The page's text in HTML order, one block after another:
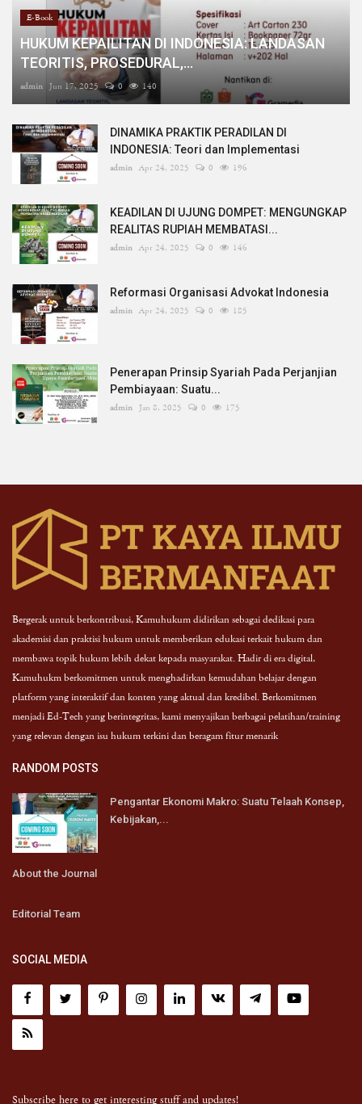
E-Book
HUKUM KEPAILITAN DI INDONESIA: LANDASAN
TEORITIS, PROSEDURAL,...
admin Jun 17, 2025 0 140
DINAMIKA PRAKTIK PERADILAN DI
INDONESIA: Teori dan Implementasi
admin Apr 24, 2025 0 196
KEADILAN DI UJUNG DOMPET: MENGUNGKAP
REALITAS RUPIAH MEMBATASI...
admin Apr 24, 2025 0 146
Reformasi Organisasi Advokat Indonesia
admin Apr 24, 2025 0 185
Penerapan Prinsip Syariah Pada Perjanjian
Pembiayaan: Suatu...
admin Jan 8, 2025 0 175
Bergerak untuk berkontribusi, Kamuhukum didirikan sebagai dedikasi para
akademisi dan praktisi hukum untuk memberikan edukasi terkait hukum dan
membawa topik hukum lebih dekat kepada masyarakat. Hadir di era digital,
Kamuhukm berkomitmen untuk menghadirkan kemudahan belajar dengan
platform yang interaktif dan konten yang aktual dan kredibel. Berkomitmen
menjadi Ed-Tech yang berintegritas, kami menyajikan berbagai pelatihan/training
yang relevan dengan isu hukum terkini dan beragam fitur menarik
RANDOM POSTS
Pengantar Ekonomi Makro: Suatu Telaah Konsep,
Kebijakan,...
About the Journal
Editorial Team
SOCIAL MEDIA
Subscribe here to get interesting stuff and updates!